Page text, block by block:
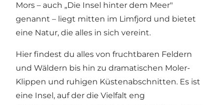
Mors – auch „Die Insel hinter dem Meer"
genannt – liegt mitten im Limfjord und bietet
eine Natur, die alles in sich vereint.
Hier findest du alles von fruchtbaren Feldern
und Wäldern bis hin zu dramatischen Moler-
Klippen und ruhigen Küstenabschnitten. Es ist
eine Insel, auf der die Vielfalt eng